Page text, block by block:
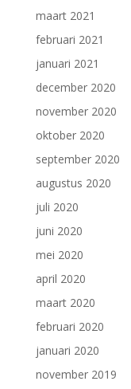
maart 2021
februari 2021
januari 2021
december 2020
november 2020
oktober 2020
september 2020
augustus 2020
juli 2020
juni 2020
mei 2020
april 2020
maart 2020
februari 2020
januari 2020
november 2019